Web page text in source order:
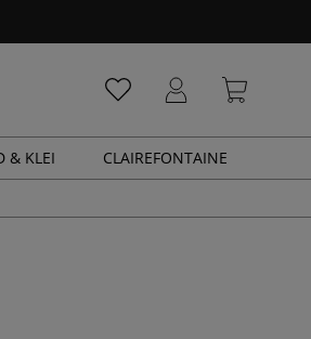
& KLEI CLAIREFONTAINE